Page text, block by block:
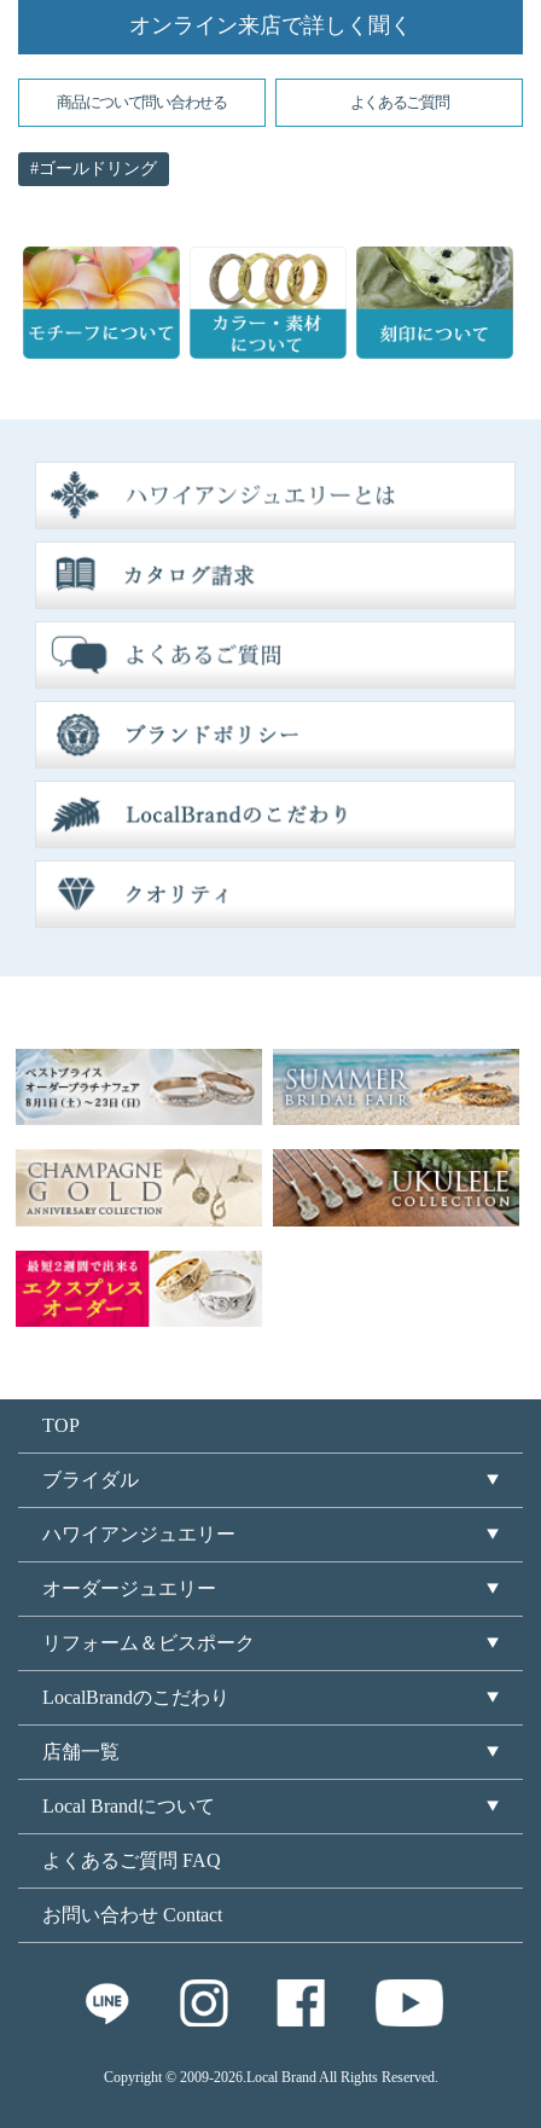
オンライン来店で詳しく聞く
商品について問い合わせる よくあるご質問
ゴールドリング
TOP
ブライダル
ハワイアンジュエリー
オーダージュエリー
リフォーム＆ビスポーク
LocalBrandのこだわり
店舗一覧
Local Brandについて
よくあるご質問 FAQ
お問い合わせ Contact
Copyright © 2009-2026.Local Brand All Rights Reserved.